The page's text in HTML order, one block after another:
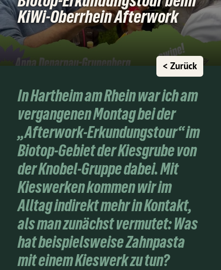
KiWi-Oberrhein Afterwork
< Zurück
In Hartheim am Rhein war ich am
vergangenen Montag bei der
„Afterwork-Erkundungstour“ im
Biotop-Gebiet der Kiesgrube von
der Knobel-Gruppe dabei. Mit
Kieswerken kommen wir im
Alltag indirekt mehr in Kontakt,
als man zunächst vermutet: Was
hat beispielsweise Zahnpasta
mit einem Kieswerk zu tun?